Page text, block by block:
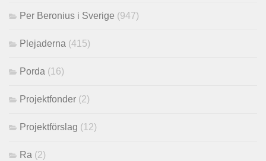
Per Beronius i Sverige (947)
Plejaderna (415)
Porda (16)
Projektfonder (2)
Projektförslag (12)
Ra (2)